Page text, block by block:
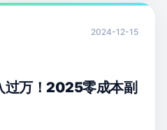
2024-12-15
过万！2025零成本副